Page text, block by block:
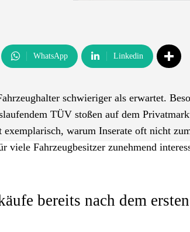
WhatsApp Linkedin
schwieriger als erwartet.
TÜV stoßen auf dem
exemplarisch, warum Inserate oft nicht
viele Fahrzeugbesitzer zunehmend
bereits nach dem ersten